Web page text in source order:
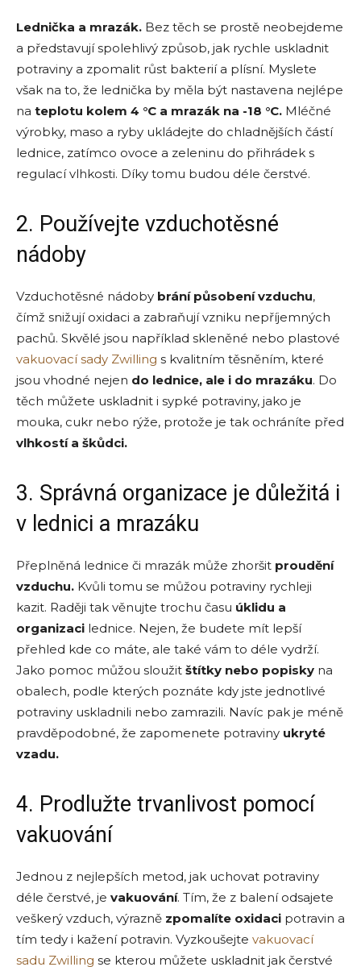
Lednička a mrazák. Bez těch se prostě neobejdeme
a představují spolehlivý způsob, jak rychle uskladnit
potraviny a zpomalit růst bakterií a plísní. Myslete
však na to, že lednička by měla být nastavena nejlépe
na teplotu kolem 4 °C a mrazák na -18 °C. Mléčné
výrobky, maso a ryby ukládejte do chladnějších částí
lednice, zatímco ovoce a zeleninu do přihrádek s
regulací vlhkosti. Díky tomu budou déle čerstvé.
2. Používejte vzduchotěsné
nádoby
Vzduchotěsné nádoby brání působení vzduchu,
čímž snižují oxidaci a zabraňují vzniku nepříjemných
pachů. Skvělé jsou například skleněné nebo plastové
vakuovací sady Zwilling s kvalitním těsněním, které
jsou vhodné nejen do lednice, ale i do mrazáku. Do
těch můžete uskladnit i sypké potraviny, jako je
mouka, cukr nebo rýže, protože je tak ochráníte před
vlhkostí a škůdci.
3. Správná organizace je důležitá i
v lednici a mrazáku
Přeplněná lednice či mrazák může zhoršit proudění
vzduchu. Kvůli tomu se můžou potraviny rychleji
kazit. Raději tak věnujte trochu času úklidu a
organizaci lednice. Nejen, že budete mít lepší
přehled kde co máte, ale také vám to déle vydrží.
Jako pomoc můžou sloužit štítky nebo popisky na
obalech, podle kterých poznáte kdy jste jednotlivé
potraviny uskladnili nebo zamrazili. Navíc pak je méně
pravděpodobné, že zapomenete potraviny ukryté
vzadu.
4. Prodlužte trvanlivost pomocí
vakuování
Jednou z nejlepších metod, jak uchovat potraviny
déle čerstvé, je vakuování. Tím, že z balení odsajete
veškerý vzduch, výrazně zpomalíte oxidaci potravin a
tím tedy i kažení potravin. Vyzkoušejte vakuovací
sadu Zwilling se kterou můžete uskladnit jak čerstvé